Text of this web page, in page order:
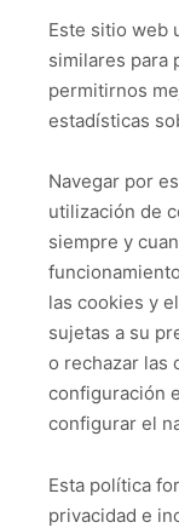
Este sitio web
similares para
permitirnos
estadísticas
Navegar por
utilización de
siempre y
las cookies y
sujetas a su
o rechazar las
configuración
configurar el
Esta política
privacidad e